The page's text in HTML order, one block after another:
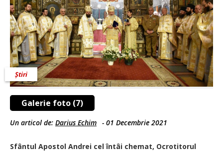
Galerie foto (7)
Știri
Un articol de: Darius Echim - 01 Decembrie 2021
Sfântul Apostol Andrei cel întâi chemat, Ocrotitorul